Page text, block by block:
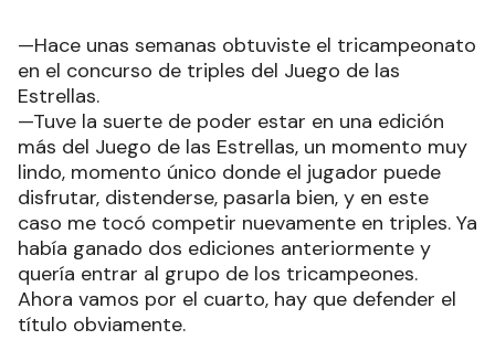
—Hace unas semanas obtuviste el tricampeonato
en el concurso de triples del Juego de las
Estrellas.
—Tuve la suerte de poder estar en una edición
más del Juego de las Estrellas, un momento muy
lindo, momento único donde el jugador puede
disfrutar, distenderse, pasarla bien, y en este
caso me tocó competir nuevamente en triples. Ya
había ganado dos ediciones anteriormente y
quería entrar al grupo de los tricampeones.
Ahora vamos por el cuarto, hay que defender el
título obviamente.